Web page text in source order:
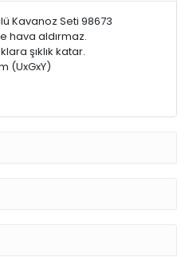
Kavanoz Seti 98673
hava aldırmaz.
şıklık katar.
(UxGxY)